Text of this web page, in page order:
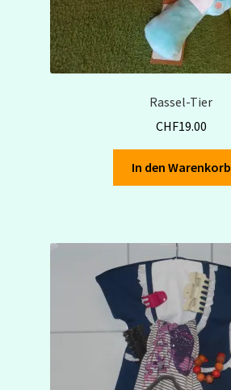
Rassel-Tier
CHF19.00
In den Warenkorb